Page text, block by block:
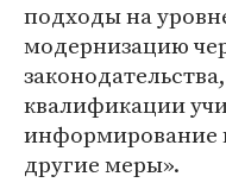
подходы на
модернизацию
квалификации
информирование
другие меры».